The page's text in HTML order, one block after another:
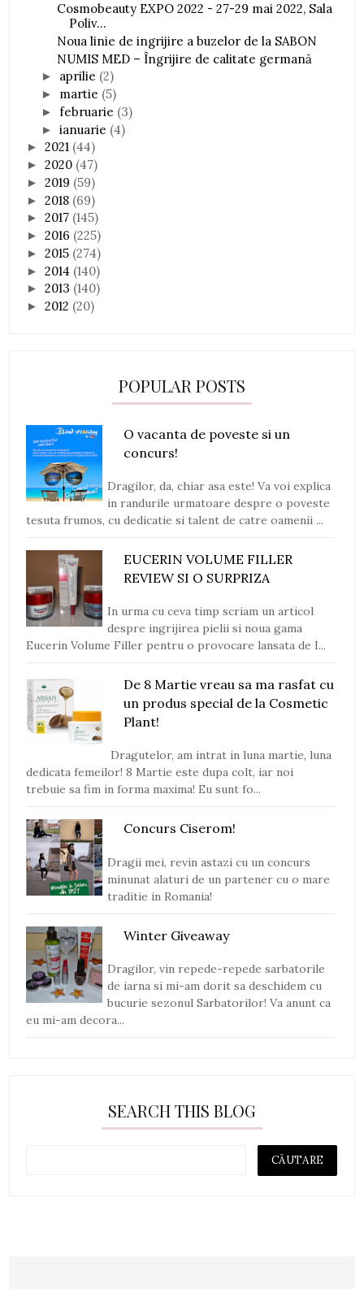
Cosmobeauty EXPO 2022 - 27-29 mai 2022, Sala
Poliv...
Noua linie de ingrijire a buzelor de la SABON
NUMIS MED – Îngrijire de calitate germană
► aprilie (2)
► martie (5)
►februarie (3)
►ianuarie (4)
►2021 (44)
►2020 (47)
►2019 (59)
►2018 (69)
►2017 (145)
►2016 (225)
►2015 (274)
►2014 (140)
►2013 (140)
►2012 (20)
POPULAR POSTS
O vacanta de poveste si un
concurs!
Dragilor, da, chiar asa este! Va voi explica
in randurile urmatoare despre o poveste
tesuta frumos, cu dedicatie si talent de catre oamenii ...
EUCERIN VOLUME FILLER
REVIEW SI O SURPRIZA
In urma cu ceva timp scriam un articol
despre ingrijirea pielii si noua gama
Eucerin Volume Filler pentru o provocare lansata de I...
De 8 Martie vreau sa ma rasfat cu
un produs special de la Cosmetic
Plant!
Dragutelor, am intrat in luna martie, luna
dedicata femeilor! 8 Martie este dupa colt, iar noi
trebuie sa fim in forma maxima! Eu sunt fo...
Concurs Ciserom!
Dragii mei, revin astazi cu un concurs
minunat alaturi de un partener cu o mare
traditie in Romania!
Winter Giveaway
Dragilor, vin repede-repede sarbatorile
de iarna si mi-am dorit sa deschidem cu
bucurie sezonul Sarbatorilor! Va anunt ca
eu mi-am decora...
SEARCH THIS BLOG